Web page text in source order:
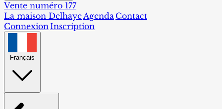
Vente numéro 177
La maison DelhayeAgenda Contact
ConnexionInscription
Français